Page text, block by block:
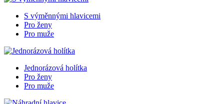
S výměnnými hlavicemi
Pro ženy
Pro muže
Jednorázová holítka
Pro ženy
Pro muže